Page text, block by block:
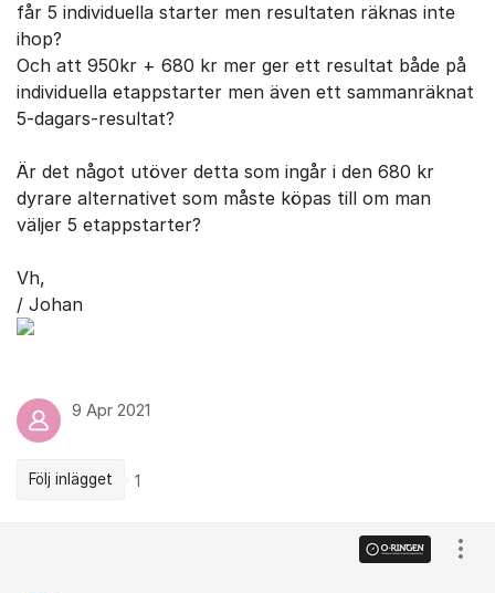
får 5 individuella starter men resultaten räknas inte
ihop?
Och att 950kr + 680 kr mer ger ett resultat både på
individuella etappstarter men även ett sammanräknat
5-dagars-resultat?
Är det något utöver detta som ingår i den 680 kr
dyrare alternativet som måste köpas till om man
väljer 5 etappstarter?
Vh,
/ Johan
9 Apr 2021
Följ inlägget 1